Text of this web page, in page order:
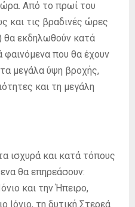
Από το πρωί του
και τις βραδινές ώρες
θα εκδηλωθούν κατά
φαινόμενα που θα έχουν
μεγάλα ύψη βροχής,
και τη μεγάλη
ισχυρά και κατά τόπους
θα επηρεάσουν:
και την Ήπειρο,
Ιόνιο, τη δυτική Στερεά